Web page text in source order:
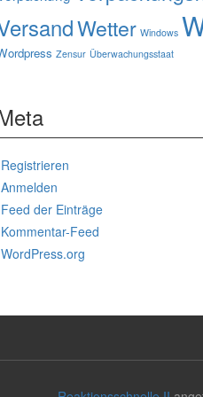
Wetter Windows
Zensur Überwachungsstaat
Registrieren
Anmelden
Feed der Einträge
Kommentar-Feed
WordPress.org